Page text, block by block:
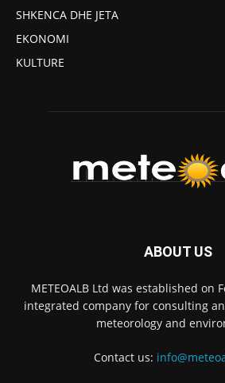
SHKENCA DHE JETA
EKONOMI
KULTURE
ABOUT US
METEOALB Ltd was established on
integrated company for consulting
meteorology and
Contact us: